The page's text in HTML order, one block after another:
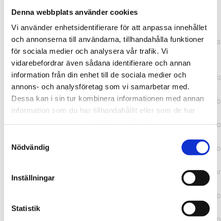
Denna webbplats använder cookies
Vi använder enhetsidentifierare för att anpassa innehållet
och annonserna till användarna, tillhandahålla funktioner
för sociala medier och analysera vår trafik. Vi
vidarebefordrar även sådana identifierare och annan
information från din enhet till de sociala medier och
annons- och analysföretag som vi samarbetar med.
Dessa kan i sin tur kombinera informationen med annan
information som du har tillhandahållit eller som de har
Nödvändig
Inställningar
Statistik
TypeError: "".concat(...).concat(...).replaceAll is not a
function at
https://webshop.pressbyran.se/_next/static/chunks/pages/
b1763451a2186f9e.js:1:11050 at Array.map
(<anonymous>) at K
(https://webshop.pressbyran.se/_next/static/chunks/pages/
b1763451a2186f9e.js:1:10836) at lk
(https://webshop.pressbyran.se/_next/static/chunks/
b241200379730ac0.js:1:129835) at i
(https://webshop.pressbyran.se/_next/static/chunks/
(https://webshop.pressbyran.se/_next/static/chunks/
https://webshop.pressbyran.se/_next/static/chunks/
b241200379730ac0.js:1:167872 at uI
(https://webshop.pressbyran.se/_next/static/chunks/
b241200379730ac0.js:1:167879) at uE
(https://webshop.pressbyran.se/_next/static/chunks/